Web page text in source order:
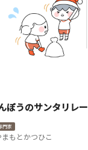
ぼうのサンタリレー
門家
まもとかつひこ